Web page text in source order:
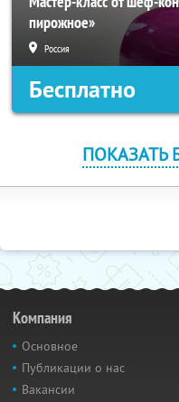
пирожное»
Россия
Бесплатно
ПОКАЗАТЬ
Компания
Основное
Публикации о нас
Вакансии